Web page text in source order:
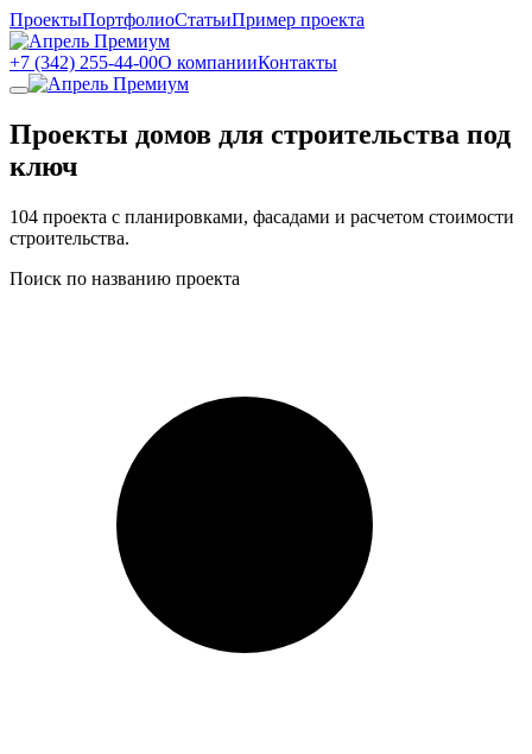
ПроектыПортфолиоСтатьиПример проекта
+7 (342) 255-44-00О компанииКонтакты
Проекты домов для строительства под
ключ
104 проекта с планировками, фасадами и расчетом стоимости
строительства.
Поиск по названию проекта